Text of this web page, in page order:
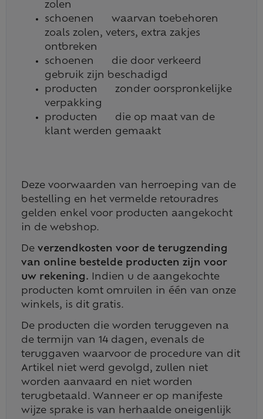
zolen
schoenen waarvan toebehoren
zoals zolen, veters, extra zakjes
ontbreken
schoenen die door verkeerd
gebruik zijn beschadigd
producten zonder oorspronkelijke
verpakking
producten die op maat van de
klant werden gemaakt
Deze voorwaarden van herroeping van de
bestelling en het vermelde retouradres
gelden enkel voor producten aangekocht
in de webshop.
De verzendkosten voor de terugzending
van online bestelde producten zijn voor
uw rekening. Indien u de aangekochte
producten komt omruilen in één van onze
winkels, is dit gratis.
De producten die worden teruggeven na
de termijn van 14 dagen, evenals de
teruggaven waarvoor de procedure van dit
Artikel niet werd gevolgd, zullen niet
worden aanvaard en niet worden
terugbetaald. Wanneer er op manifeste
wijze sprake is van herhaalde oneigenlijk